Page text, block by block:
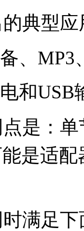
典型
、MP3
和USB
是：
是适
满足